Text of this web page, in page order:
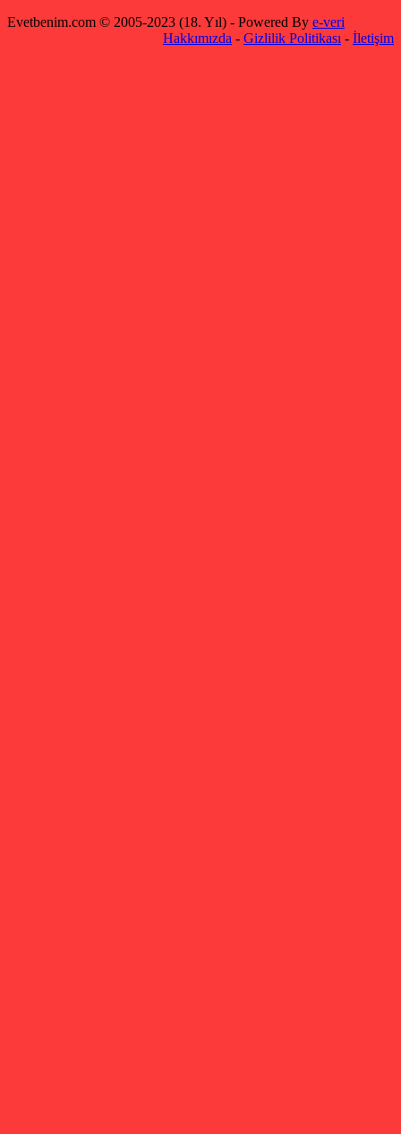
Evetbenim.com © 2005-2023 (18. Yıl) - Powered By e-veri
Hakkımızda - Gizlilik Politikası - İletişim